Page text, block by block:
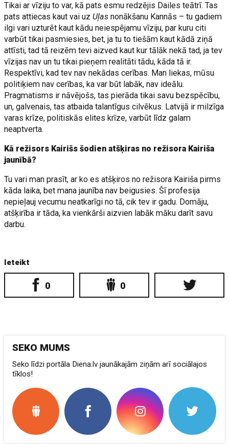
Tikai ar vīziju to var, kā pats esmu redzējis Dailes teātrī. Tas
pats attiecas kaut vai uz Uļasnonākšanu Kannās – tu gadiem
ilgi vari uzturēt kaut kādu neiespējamu vīziju, par kuru citi
varbūt tikai pasmiesies, bet, ja tu to tiešām kaut kādā ziņā
attīsti, tad tā reizēm tevi aizved kaut kur tālāk nekā tad, ja tev
vīzijas nav un tu tikai pieņem realitāti tādu, kāda tā ir.
Respektīvi, kad tev nav nekādas cerības. Man liekas, mūsu
politiķiem nav cerības, ka var būt labāk, nav ideālu.
Pragmatisms ir nāvējošs, tas pierāda tikai savu bezspēcību,
un, galvenais, tas atbaida talantīgus cilvēkus. Latvijā ir milzīga
varas krīze, politiskās elites krīze, varbūt līdz galam
neaptverta.
Kā režisors Kairišs šodien atšķiras no režisora Kairiša
jaunībā?
Tu vari man prasīt, ar ko es atšķiros no režisora Kairiša pirms
kāda laika, bet mana jaunība nav beigusies. Šī profesija
nepieļauj vecumu neatkarīgi no tā, cik tev ir gadu. Domāju,
atšķirība ir tāda, ka vienkārši aizvien labāk māku darīt savu
darbu.
Ieteikt
0 0
SEKO MUMS
Seko līdzi portāla Diena.lv jaunākajām ziņām arī sociālajos
tīklos!